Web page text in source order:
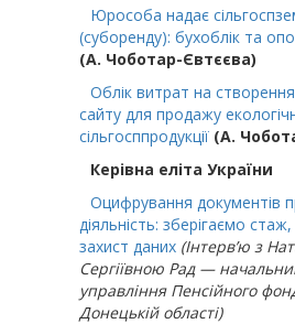
Юрособа надає
(суборенду): бухоблік та
(А. Чоботар-Євтєєва)
Облік витрат на
сайту для продажу
сільгосппродукції (А.
Керівна еліта України
Оцифрування документів
діяльність: зберігаємо
захист даних (Інтерв’ю з
Сергіївною Рад —
управління Пенсійного
Донецькій області)